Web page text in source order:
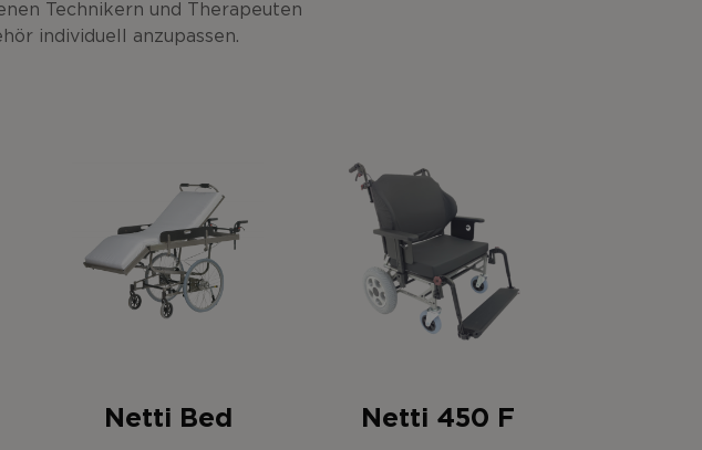
Technikern und Therapeuten
individuell anzupassen.
Netti Bed Netti 450 F